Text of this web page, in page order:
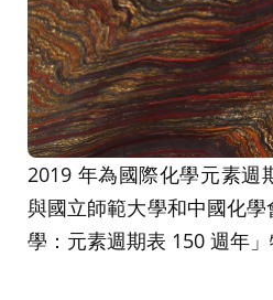
2019 年為國際化學元素週
與國立師範大學和中國化
學：元素週期表 150 週年」